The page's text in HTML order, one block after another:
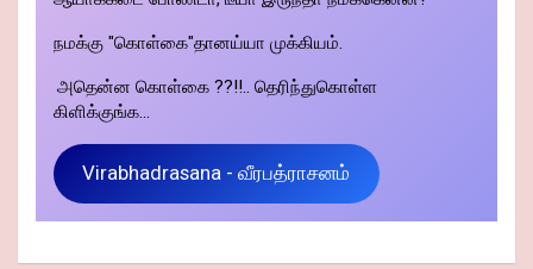
நமக்கு "கொள்கை"தானய்யா முக்கியம்.
அதென்ன கொள்கை ??!!.. தெரிந்துகொள்ள
கிளிக்குங்க...
Virabhadrasana - வீரபத்ராசனம்